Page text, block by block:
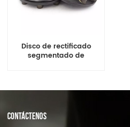
Disco de rectificado
segmentado de
CONTÁCTENOS